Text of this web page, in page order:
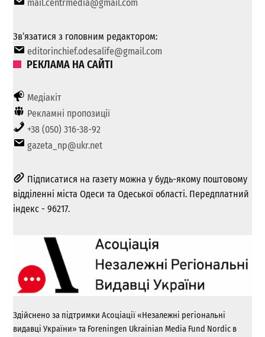
mail.centrmedia@gmail.com
Зв’язатися з головним редактором:
editorinchief.odesalife@gmail.com
РЕКЛАМА НА САЙТІ
Медіакіт
Рекламні пропозиції
+38 (050) 316-38-92
gazeta_np@ukr.net
Підписатися на газету можна у будь-якому поштовому
відділенні міста Одеси та Одеської області. Передплатний
індекс - 96217.
Здійснено за підтримки Асоціації «Незалежні регіональні
видавці України» та Foreningen Ukrainian Media Fund Nordic в